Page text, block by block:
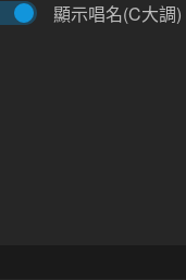
顯示唱名(C大調)